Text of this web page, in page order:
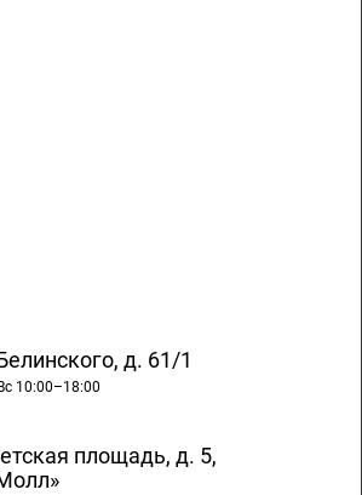
д. 61/1
10:00–18:00
площадь, д. 5,